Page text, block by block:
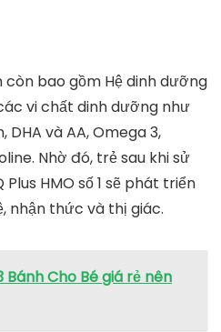
còn bao gồm Hệ dinh dưỡng
vi chất dinh dưỡng như
DHA và AA, Omega 3,
Nhờ đó, trẻ sau khi sử
HMO số 1 sẽ phát triển
nhận thức và thị giác.
Bánh Cho Bé giá rẻ nên